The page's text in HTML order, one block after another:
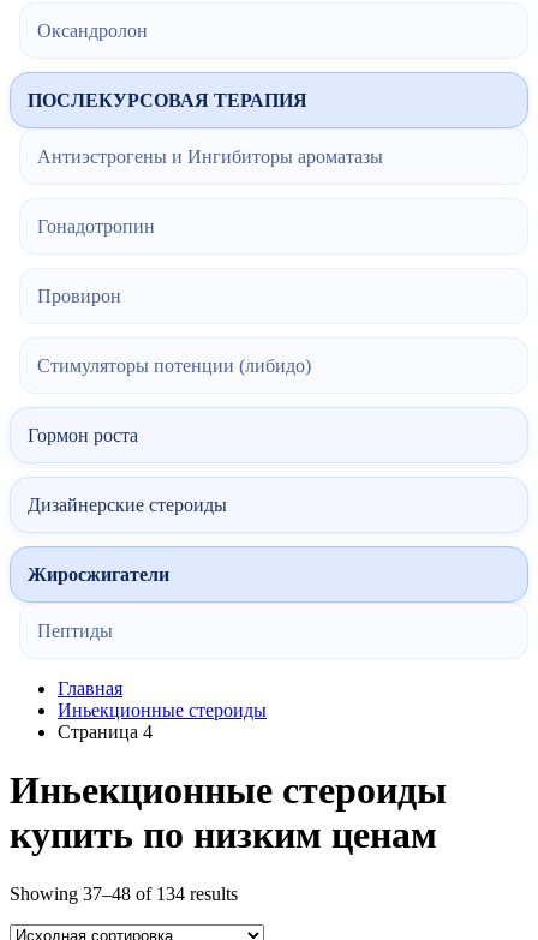
Оксандролон
ПОСЛЕКУРСОВАЯ ТЕРАПИЯ
Антиэстрогены и Ингибиторы ароматазы
Гонадотропин
Провирон
Стимуляторы потенции (либидо)
Гормон роста
Дизайнерские стероиды
Жиросжигатели
Пептиды
Главная
Иньекционные стероиды
Страница 4
Иньекционные стероиды
купить по низким ценам
Showing 37–48 of 134 results